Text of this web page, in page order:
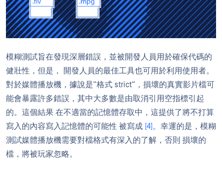
模糊測試旨在發現深層錯誤，並被開發人員用於確保代碼的
健壯性，但是， 開發人員的最佳工具也可用於利用使用者。
對於媒體播放機，據說是“格式 strict“，損壞的真實影片檔可
能會暴露許多錯誤，其中大多數是由取消引用空指標引起
的。這個結果 在不適當的記憶體存取中，這提供了將不打算
寫入的內容寫入記憶體的可能性 被寫成 [4]。 幸運的是，模糊
測試媒體播放機需要對檔格式有深入的了解，否則 損壞的
檔，將被玩家忽略。